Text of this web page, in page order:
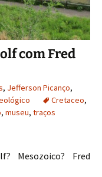
com Fred
, Jefferson Picanço,
Cretaceo,
, museu, traços
Mesozoico? Fred